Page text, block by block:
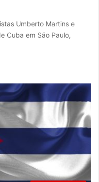
Umberto Martins e
Cuba em São Paulo,